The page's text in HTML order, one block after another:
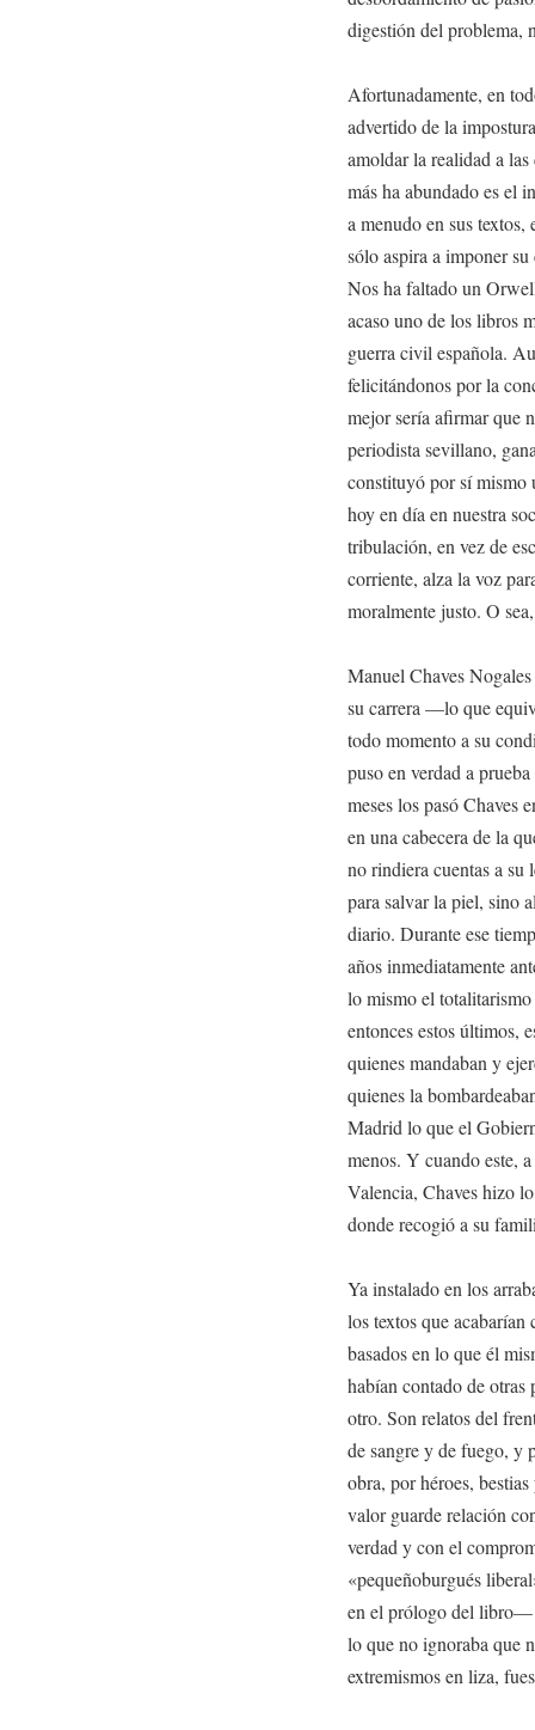
digestión del problema,
Afortunadamente, en
advertido de la
amoldar la realidad a
más ha abundado es el
a menudo en sus
sólo aspira a imponer
Nos ha faltado un
acaso uno de los libros
guerra civil española.
felicitándonos por la
mejor sería afirmar que
periodista sevillano,
constituyó por sí mismo
hoy en día en nuestra
tribulación, en vez de
corriente, alza la voz
moralmente justo. O
Manuel Chaves
su carrera —lo que
todo momento a su
puso en verdad a
meses los pasó Chaves
en una cabecera de la
no rindiera cuentas a
para salvar la piel, sino
diario. Durante ese
años inmediatamente
lo mismo el
entonces estos últimos,
quienes mandaban y
quienes la
Madrid lo que el
menos. Y cuando este,
Valencia, Chaves hizo
donde recogió a su
Ya instalado en los
los textos que
basados en lo que él
habían contado de otras
otro. Son relatos del
de sangre y de fuego, y
obra, por héroes,
valor guarde relación
verdad y con el
«pequeñoburgués
en el prólogo del libro—
lo que no ignoraba que
extremismos en liza,